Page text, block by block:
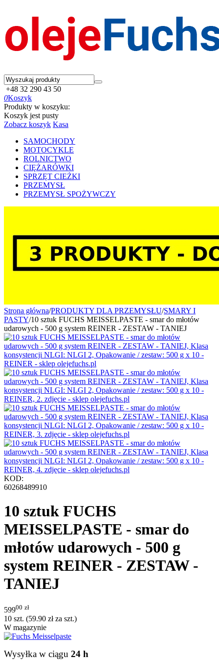
+48 32 290 43 50
0Koszyk
Produkty w koszyku:
Koszyk jest pusty
Zobacz koszyk Kasa
SAMOCHODY
MOTOCYKLE
ROLNICTWO
CIĘŻARÓWKI
SPRZĘT CIEŻKI
PRZEMYSŁ
PRZEMYSŁ SPOŻYWCZY
Strona główna/PRODUKTY DLA PRZEMYSŁU/SMARY I
PASTY/10 sztuk FUCHS MEISSELPASTE - smar do młotów
udarowych - 500 g system REINER - ZESTAW - TANIEJ
KOD:
60268489910
10 sztuk FUCHS
MEISSELPASTE - smar do
młotów udarowych - 500 g
system REINER - ZESTAW -
TANIEJ
59900 zł
10 szt. (59.90 złza szt.)
W magazynie
Wysyłka w ciągu 24 h